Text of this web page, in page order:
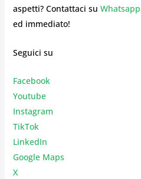
aspetti? Contattaci su Whatsapp
ed immediato!
Seguici su
Facebook
Youtube
Instagram
TikTok
LinkedIn
Google Maps
X